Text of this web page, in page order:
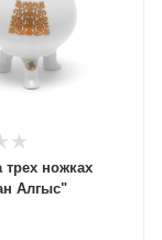
ножках
Алгыс"